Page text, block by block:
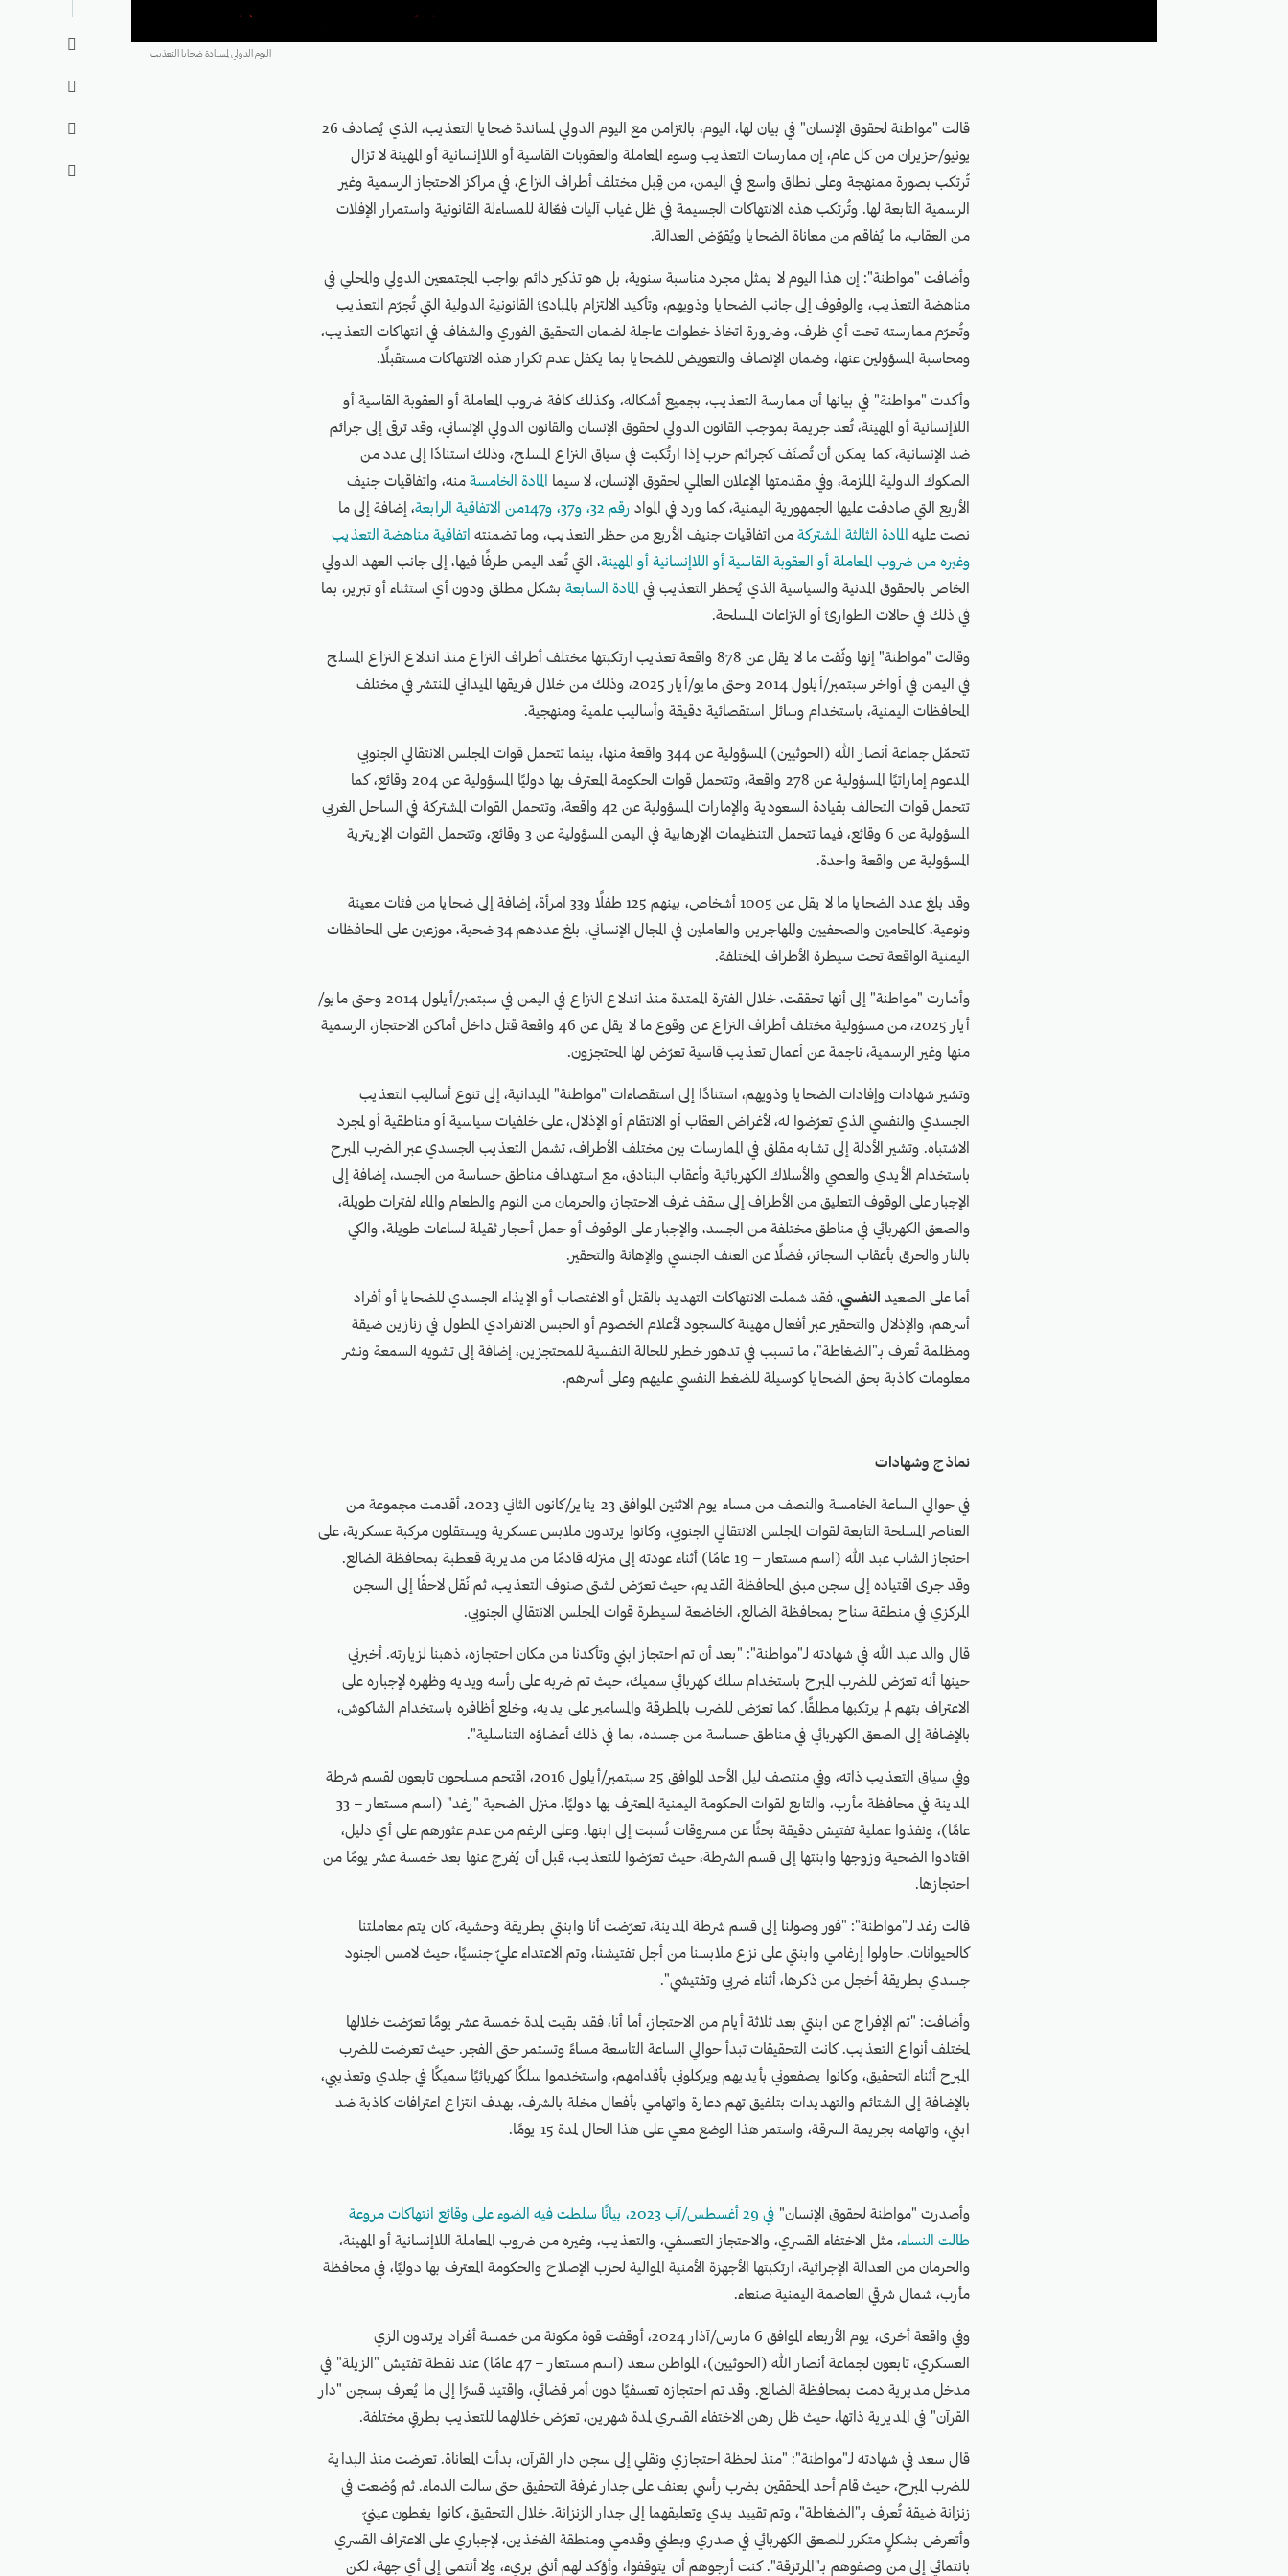
اليوم الدولي لمسنادة ضحايا التعذيب




قالت "مواطنة لحقوق الإنسان" في بيان لها، اليوم، بالتزامن مع اليوم الدولي لمساندة ضحايا التعذيب، الذي يُصادف 26
يونيو/حزيران من كل عام، إن ممارسات التعذيب وسوء المعاملة والعقوبات القاسية أو اللاإنسانية أو المهينة لا تزال
تُرتكب بصورة ممنهجة وعلى نطاق واسع في اليمن، من قِبل مختلف أطراف النزاع، في مراكز الاحتجاز الرسمية وغير
الرسمية التابعة لها. وتُرتكب هذه الانتهاكات الجسيمة في ظل غياب آليات فعّالة للمساءلة القانونية واستمرار الإفلات
من العقاب، ما يُفاقم من معاناة الضحايا ويُقوّض العدالة.
وأضافت "مواطنة": إن هذا اليوم لا يمثل مجرد مناسبة سنوية، بل هو تذكير دائم بواجب المجتمعين الدولي والمحلي في
مناهضة التعذيب، والوقوف إلى جانب الضحايا وذويهم، وتأكيد الالتزام بالمبادئ القانونية الدولية التي تُجرّم التعذيب
وتُحرّم ممارسته تحت أي ظرف، وضرورة اتخاذ خطوات عاجلة لضمان التحقيق الفوري والشفاف في انتهاكات التعذيب،
ومحاسبة المسؤولين عنها، وضمان الإنصاف والتعويض للضحايا بما يكفل عدم تكرار هذه الانتهاكات مستقبلًا.
وأكدت "مواطنة" في بيانها أن ممارسة التعذيب، بجميع أشكاله، وكذلك كافة ضروب المعاملة أو العقوبة القاسية أو
اللاإنسانية أو المهينة، تُعد جريمة بموجب القانون الدولي لحقوق الإنسان والقانون الدولي الإنساني، وقد ترقى إلى جرائم
ضد الإنسانية، كما يمكن أن تُصنّف كجرائم حرب إذا ارتُكبت في سياق النزاع المسلح، وذلك استنادًا إلى عدد من
الصكوك الدولية الملزمة، وفي مقدمتها الإعلان العالمي لحقوق الإنسان، لا سيما المادة الخامسة منه، واتفاقيات جنيف
الأربع التي صادقت عليها الجمهورية اليمنية، كما ورد في المواد رقم 32، و37، و147من الاتفاقية الرابعة
، إضافة إلى ما
نصت عليه المادة الثالثة المشتركة من اتفاقيات جنيف الأربع من حظر التعذيب، وما تضمنته اتفاقية مناهضة التعذيب
وغيره من ضروب المعاملة أو العقوبة القاسية أو اللاإنسانية أو المهينة، التي تُعد اليمن طرفًا فيها، إلى جانب العهد الدولي
الخاص بالحقوق المدنية والسياسية الذي يُحظر التعذيب في المادة السابعة بشكل مطلق ودون أي استثناء أو تبرير، بما
في ذلك في حالات الطوارئ أو النزاعات المسلحة.
وقالت "مواطنة" إنها وثّقت ما لا يقل عن 878 واقعة تعذيب ارتكبتها مختلف أطراف النزاع منذ اندلاع النزاع المسلح
في اليمن في أواخر سبتمبر/أيلول 2014 وحتى مايو/أيار 2025، وذلك من خلال فريقها الميداني المنتشر في مختلف
المحافظات اليمنية، باستخدام وسائل استقصائية دقيقة وأساليب علمية ومنهجية.
تتحمّل جماعة أنصار الله (الحوثيين) المسؤولية عن 344 واقعة منها، بينما تتحمل قوات المجلس الانتقالي الجنوبي
المدعوم إماراتيًا المسؤولية عن 278 واقعة، وتتحمل قوات الحكومة المعترف بها دوليًا المسؤولية عن 204 وقائع، كما
تتحمل قوات التحالف بقيادة السعودية والإمارات المسؤولية عن 42 واقعة، وتتحمل القوات المشتركة في الساحل الغربي
المسؤولية عن 6 وقائع، فيما تتحمل التنظيمات الإرهابية في اليمن المسؤولية عن 3 وقائع، وتتحمل القوات الإريترية
المسؤولية عن واقعة واحدة.
وقد بلغ عدد الضحايا ما لا يقل عن 1005 أشخاص، بينهم 125 طفلًا و33 امرأة، إضافة إلى ضحايا من فئات معينة
ونوعية، كالمحامين والصحفيين والمهاجرين والعاملين في المجال الإنساني، بلغ عددهم 34 ضحية، موزعين على المحافظات
اليمنية الواقعة تحت سيطرة الأطراف المختلفة.
وأشارت "مواطنة" إلى أنها تحققت، خلال الفترة الممتدة منذ اندلاع النزاع في اليمن في سبتمبر/أيلول 2014 وحتى مايو/
أيار 2025، من مسؤولية مختلف أطراف النزاع عن وقوع ما لا يقل عن 46 واقعة قتل داخل أماكن الاحتجاز، الرسمية
منها وغير الرسمية، ناجمة عن أعمال تعذيب قاسية تعرّض لها المحتجزون.
وتشير شهادات وإفادات الضحايا وذويهم، استنادًا إلى استقصاءات "مواطنة" الميدانية، إلى تنوع أساليب التعذيب
الجسدي والنفسي الذي تعرّضوا له، لأغراض العقاب أو الانتقام أو الإذلال، على خلفيات سياسية أو مناطقية أو لمجرد
الاشتباه. وتشير الأدلة إلى تشابه مقلق في الممارسات بين مختلف الأطراف، تشمل التعذيب الجسدي عبر الضرب المبرح
باستخدام الأيدي والعصي والأسلاك الكهربائية وأعقاب البنادق، مع استهداف مناطق حساسة من الجسد، إضافة إلى
الإجبار على الوقوف التعليق من الأطراف إلى سقف غرف الاحتجاز، والحرمان من النوم والطعام والماء لفترات طويلة،
والصعق الكهربائي في مناطق مختلفة من الجسد، والإجبار على الوقوف أو حمل أحجار ثقيلة لساعات طويلة، والكي
بالنار والحرق بأعقاب السجائر، فضلًا عن العنف الجنسي والإهانة والتحقير.
أما على الصعيد النفسي، فقد شملت الانتهاكات التهديد بالقتل أو الاغتصاب أو الإيذاء الجسدي للضحايا أو أفراد
أسرهم، والإذلال والتحقير عبر أفعال مهينة كالسجود لأعلام الخصوم أو الحبس الانفرادي المطول في زنازين ضيقة
ومظلمة تُعرف بـ"الضغاطة"، ما تسبب في تدهور خطير للحالة النفسية للمحتجزين، إضافة إلى تشويه السمعة ونشر
معلومات كاذبة بحق الضحايا كوسيلة للضغط النفسي عليهم وعلى أسرهم.
نماذج وشهادات
في حوالي الساعة الخامسة والنصف من مساء يوم الاثنين الموافق 23 يناير/كانون الثاني 2023، أقدمت مجموعة من
العناصر المسلحة التابعة لقوات المجلس الانتقالي الجنوبي، وكانوا يرتدون ملابس عسكرية ويستقلون مركبة عسكرية، على
احتجاز الشاب عبد الله (اسم مستعار – 19 عامًا) أثناء عودته إلى منزله قادمًا من مديرية قعطبة بمحافظة الضالع.
وقد جرى اقتياده إلى سجن مبنى المحافظة القديم، حيث تعرّض لشتى صنوف التعذيب، ثم نُقل لاحقًا إلى السجن
المركزي في منطقة سناح بمحافظة الضالع، الخاضعة لسيطرة قوات المجلس الانتقالي الجنوبي.
قال والد عبد الله في شهادته لـ"مواطنة": "بعد أن تم احتجاز ابني وتأكدنا من مكان احتجازه، ذهبنا لزيارته. أخبرني
حينها أنه تعرّض للضرب المبرح باستخدام سلك كهربائي سميك، حيث تم ضربه على رأسه ويديه وظهره لإجباره على
الاعتراف بتهم لم يرتكبها مطلقًا. كما تعرّض للضرب بالمطرقة والمسامير على يديه، وخلع أظافره باستخدام الشاكوش،
بالإضافة إلى الصعق الكهربائي في مناطق حساسة من جسده، بما في ذلك أعضاؤه التناسلية".
وفي سياق التعذيب ذاته، وفي منتصف ليل الأحد الموافق 25 سبتمبر/أيلول 2016، اقتحم مسلحون تابعون لقسم شرطة
المدينة في محافظة مأرب، والتابع لقوات الحكومة اليمنية المعترف بها دوليًا، منزل الضحية "رغد" (اسم مستعار – 33
عامًا)، ونفذوا عملية تفتيش دقيقة بحثًا عن مسروقات نُسبت إلى ابنها. وعلى الرغم من عدم عثورهم على أي دليل،
اقتادوا الضحية وزوجها وابنتها إلى قسم الشرطة، حيث تعرّضوا للتعذيب، قبل أن يُفرج عنها بعد خمسة عشر يومًا من
احتجازها.
قالت رغد لـ"مواطنة": "فور وصولنا إلى قسم شرطة المدينة، تعرّضت أنا وابنتي بطريقة وحشية، كان يتم معاملتنا
كالحيوانات. حاولوا إرغامي وابنتي على نزع ملابسنا من أجل تفتيشنا، وتم الاعتداء عليّ جنسيًا، حيث لامس الجنود
جسدي بطريقة أخجل من ذكرها، أثناء ضربي وتفتيشي".
وأضافت: "تم الإفراج عن ابنتي بعد ثلاثة أيام من الاحتجاز، أما أنا، فقد بقيت لمدة خمسة عشر يومًا تعرّضت خلالها
لمختلف أنواع التعذيب. كانت التحقيقات تبدأ حوالي الساعة التاسعة مساءً وتستمر حتى الفجر. حيث تعرضت للضرب
المبرح أثناء التحقيق، وكانوا يصفعوني بأيديهم ويركلوني بأقدامهم، واستخدموا سلكًا كهربائيًا سميكًا في جلدي وتعذيبي،
بالإضافة إلى الشتائم والتهديدات بتلفيق تهم دعارة واتهامي بأفعال مخلة بالشرف، بهدف انتزاع اعترافات كاذبة ضد
ابني، واتهامه بجريمة السرقة، واستمر هذا الوضع معي على هذا الحال لمدة 15 يومًا.
وأصدرت "مواطنة لحقوق الإنسان"
في 29 أغسطس/آب 2023، بيانًا سلطت فيه الضوء على وقائع انتهاكات مروعة
طالت النساء، مثل الاختفاء القسري، والاحتجاز التعسفي، والتعذيب، وغيره من ضروب المعاملة اللاإنسانية أو المهينة،
والحرمان من العدالة الإجرائية، ارتكبتها الأجهزة الأمنية الموالية لحزب الإصلاح والحكومة المعترف بها دوليًا، في محافظة
مأرب، شمال شرقي العاصمة اليمنية صنعاء.
وفي واقعة أخرى، يوم الأربعاء الموافق 6 مارس/آذار 2024، أوقفت قوة مكونة من خمسة أفراد يرتدون الزي
العسكري، تابعون لجماعة أنصار الله (الحوثيين)، المواطن سعد (اسم مستعار – 47 عامًا) عند نقطة تفتيش "الزيلة" في
مدخل مديرية دمت بمحافظة الضالع. وقد تم احتجازه تعسفيًا دون أمر قضائي، واقتيد قسرًا إلى ما يُعرف بسجن "دار
القرآن" في المديرية ذاتها، حيث ظل رهن الاختفاء القسري لمدة شهرين، تعرّض خلالهما للتعذيب بطرقٍ مختلفة.
قال سعد في شهادته لـ"مواطنة": "منذ لحظة احتجازي ونقلي إلى سجن دار القرآن، بدأت المعاناة. تعرضت منذ البداية
للضرب المبرح، حيث قام أحد المحققين بضرب رأسي بعنف على جدار غرفة التحقيق حتى سالت الدماء. ثم وُضعت في
زنزانة ضيقة تُعرف بـ"الضغاطة"، وتم تقييد يدي وتعليقهما إلى جدار الزنزانة. خلال التحقيق، كانوا يغطون عينيّ
وأتعرض بشكلٍ متكرر للصعق الكهربائي في صدري وبطني وقدمي ومنطقة الفخذين، لإجباري على الاعتراف القسري
بانتمائي إلى من وصفوهم بـ"المرتزقة". كنت أرجوهم أن يتوقفوا، وأؤكد لهم أنني بريء، ولا أنتمي إلى أي جهة، لكن